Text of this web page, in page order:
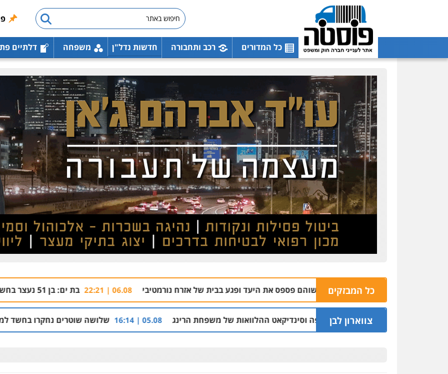
כל המדורים רכב ותחבורה חדשות נדל"ן משפחה דלתיים
כל המבזקים
הבהרה: רימון רסס בשוהם פספס את היעד ופגע בבית של אזרח נורמטיבי 06.08 | 22:21 בת ים: בן 51 נעצר בחשד לאונס בת 18 בבית מלון
צווארון לבן
יו"ר ש"ס לשעבר בחיפה וסינדיקאט ההלוואות של משפחת הרינג 05.08 | 16:14 שלושה שוטרים נחקרו בחשד למתן הקלות